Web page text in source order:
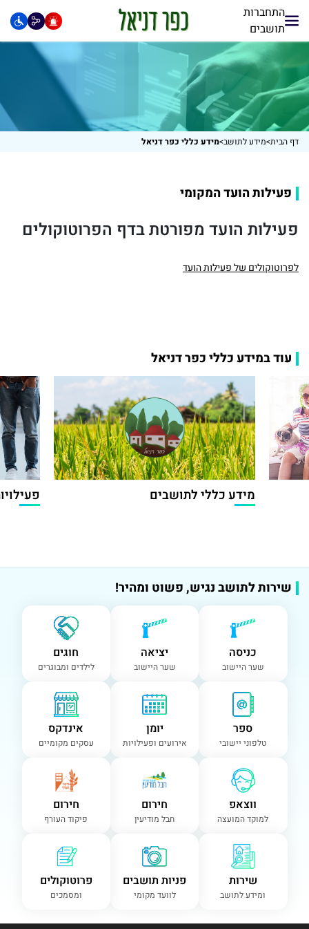
התחברות
תושבים
דף הבית>מידע לתושב>מידע כללי כפר דניאל
פעילות הועד המקומי
פעילות הועד מפורטת בדף הפרוטוקולים
לפרוטוקולים של פעילות הועד
עוד במידע כללי כפר דניאל
מידע כללי לתושבים
שירות לתושב נגיש, פשוט ומהיר!
כניסה
שער היישוב
יציאה
שער היישוב
חוגים
לילדים ומבוגרים
ספר
טלפוני יישובי
יומן
אירועים ופעילויות
אינדקס
עסקים מקומיים
ווצאפ
למוקד המועצה
חירום
חבל מודיעין
חירום
פיקוד העורף
שירות
ומידע לתושב
פניות תושבים
לוועד מקומי
פרוטוקולים
ומסמכים